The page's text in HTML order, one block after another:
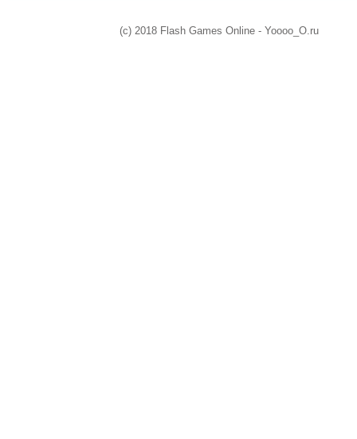
(c) 2018 Flash Games Online - Yoooo_O.ru